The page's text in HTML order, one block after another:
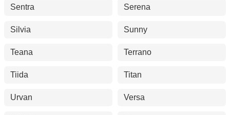
Sentra Serena
Silvia Sunny
Teana Terrano
Tiida Titan
Urvan Versa